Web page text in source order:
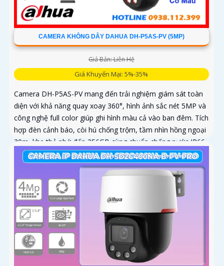
CAMERA KHÔNG DÂY DAHUA DH-P5AS-PV (5MP)
Giá Bán: Liên Hệ
Giá Khuyến Mại: 5%-35%
Camera DH-P5AS-PV mang đến trải nghiệm giám sát toàn
diện với khả năng quay xoay 360°, hình ảnh sắc nét 5MP và
công nghệ full color giúp ghi hình màu cả vào ban đêm. Tích
hợp đèn cảnh báo, còi hú chống trộm, tầm nhìn hồng ngoại
30m, khe thẻ nhớ đến 256GB cùng chuẩn chống nước IP66
camera hoạt động ổn định trong mọi điều kiện